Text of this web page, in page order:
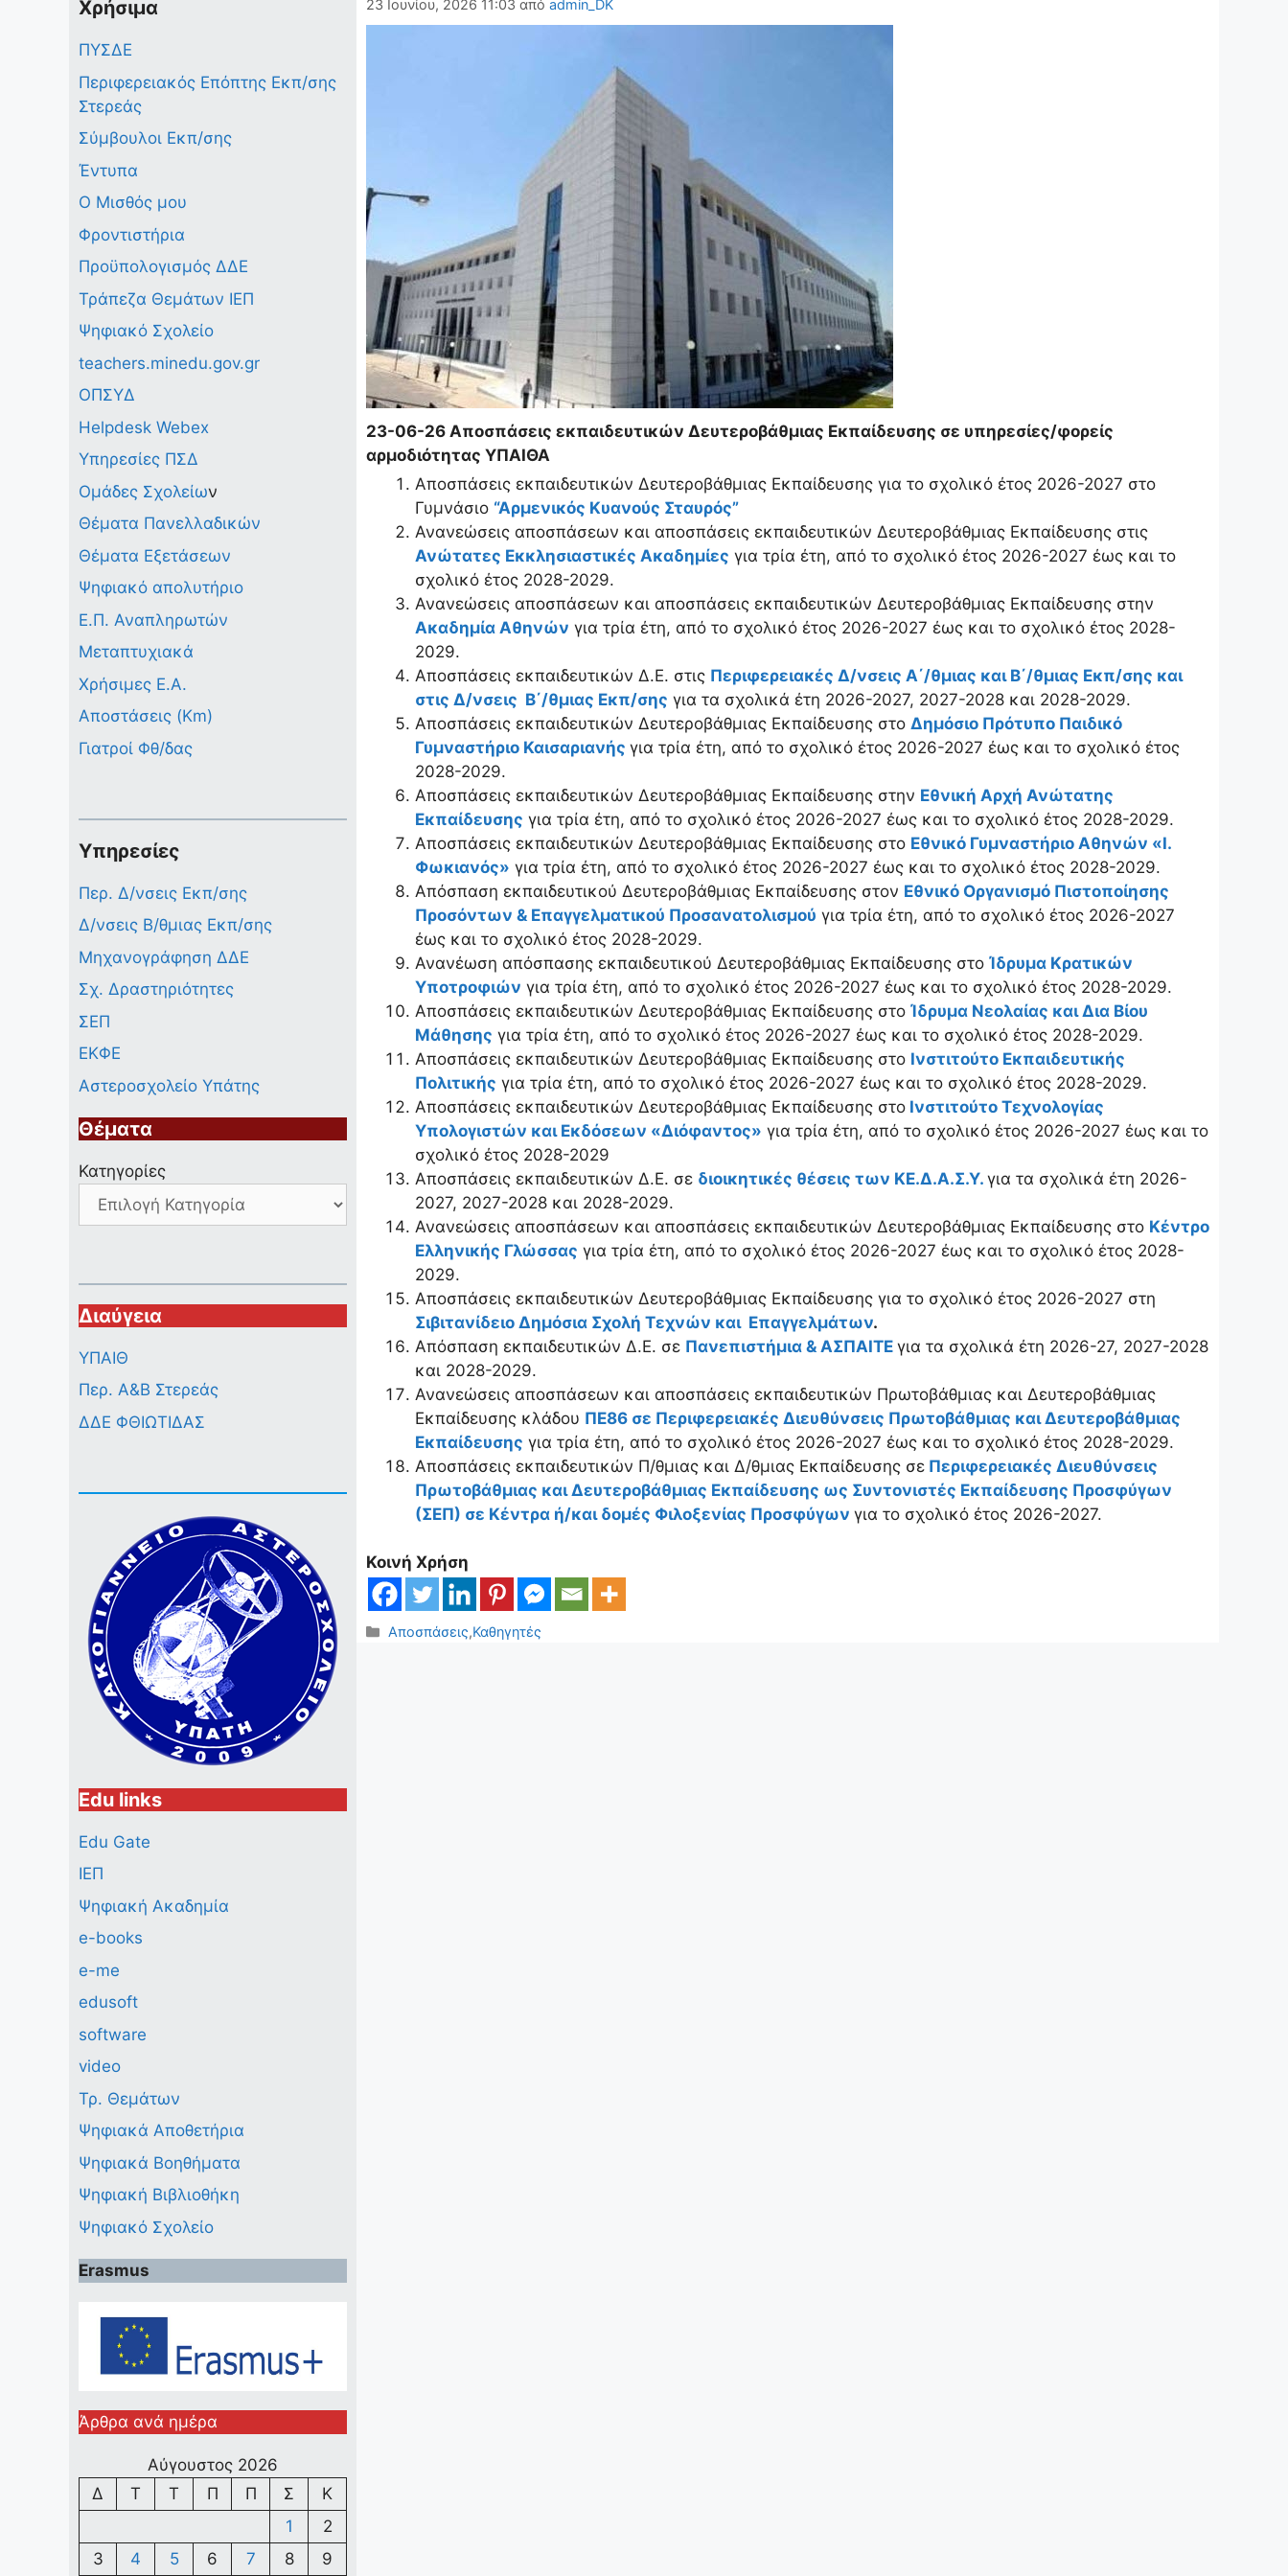
23 Ιουνίου, 2026 11:03 από admin_DK
23-06-26 Αποσπάσεις εκπαιδευτικών Δευτεροβάθμιας Εκπαίδευσης σε υπηρεσίες/φορείς
αρμοδιότητας ΥΠΑΙΘΑ
Αποσπάσεις εκπαιδευτικών Δευτεροβάθμιας Εκπαίδευσης για το σχολικό έτος 2026-2027 στο
Γυμνάσιο “Αρμενικός Κυανούς Σταυρός”
Ανανεώσεις αποσπάσεων και αποσπάσεις εκπαιδευτικών Δευτεροβάθμιας Εκπαίδευσης στις
Ανώτατες Εκκλησιαστικές Ακαδημίες για τρία έτη, από το σχολικό έτος 2026-2027 έως και το
σχολικό έτος 2028-2029.
Ανανεώσεις αποσπάσεων και αποσπάσεις εκπαιδευτικών Δευτεροβάθμιας Εκπαίδευσης στην
Ακαδημία Αθηνών για τρία έτη, από το σχολικό έτος 2026-2027 έως και το σχολικό έτος 2028-
2029.
Αποσπάσεις εκπαιδευτικών Δ.Ε. στις Περιφερειακές Δ/νσεις Α΄/θμιας και Β΄/θμιας Εκπ/σης και
στις Δ/νσεις Β΄/θμιας Εκπ/σης για τα σχολικά έτη 2026-2027, 2027-2028 και 2028-2029.
Αποσπάσεις εκπαιδευτικών Δευτεροβάθμιας Εκπαίδευσης στο Δημόσιο Πρότυπο Παιδικό
Γυμναστήριο Καισαριανής για τρία έτη, από το σχολικό έτος 2026-2027 έως και το σχολικό έτος
2028-2029.
Αποσπάσεις εκπαιδευτικών Δευτεροβάθμιας Εκπαίδευσης στην Εθνική Αρχή Ανώτατης
Εκπαίδευσης για τρία έτη, από το σχολικό έτος 2026-2027 έως και το σχολικό έτος 2028-2029.
Αποσπάσεις εκπαιδευτικών Δευτεροβάθμιας Εκπαίδευσης στο Εθνικό Γυμναστήριο Αθηνών «Ι.
Φωκιανός» για τρία έτη, από το σχολικό έτος 2026-2027 έως και το σχολικό έτος 2028-2029.
Απόσπαση εκπαιδευτικού Δευτεροβάθμιας Εκπαίδευσης στον Εθνικό Οργανισμό Πιστοποίησης
Προσόντων & Επαγγελματικού Προσανατολισμού για τρία έτη, από το σχολικό έτος 2026-2027
έως και το σχολικό έτος 2028-2029.
Ανανέωση απόσπασης εκπαιδευτικού Δευτεροβάθμιας Εκπαίδευσης στο Ίδρυμα Κρατικών
Υποτροφιών για τρία έτη, από το σχολικό έτος 2026-2027 έως και το σχολικό έτος 2028-2029.
Αποσπάσεις εκπαιδευτικών Δευτεροβάθμιας Εκπαίδευσης στο Ίδρυμα Νεολαίας και Δια Βίου
Μάθησης για τρία έτη, από το σχολικό έτος 2026-2027 έως και το σχολικό έτος 2028-2029.
Αποσπάσεις εκπαιδευτικών Δευτεροβάθμιας Εκπαίδευσης στο Ινστιτούτο Εκπαιδευτικής
Πολιτικής για τρία έτη, από το σχολικό έτος 2026-2027 έως και το σχολικό έτος 2028-2029.
Αποσπάσεις εκπαιδευτικών Δευτεροβάθμιας Εκπαίδευσης στο Ινστιτούτο Τεχνολογίας
Υπολογιστών και Εκδόσεων «Διόφαντος» για τρία έτη, από το σχολικό έτος 2026-2027 έως και το
σχολικό έτος 2028-2029
Αποσπάσεις εκπαιδευτικών Δ.Ε. σε διοικητικές θέσεις των ΚΕ.Δ.Α.Σ.Υ. για τα σχολικά έτη 2026-
2027, 2027-2028 και 2028-2029.
Ανανεώσεις αποσπάσεων και αποσπάσεις εκπαιδευτικών Δευτεροβάθμιας Εκπαίδευσης στο Κέντρο
Ελληνικής Γλώσσας για τρία έτη, από το σχολικό έτος 2026-2027 έως και το σχολικό έτος 2028-
2029.
Αποσπάσεις εκπαιδευτικών Δευτεροβάθμιας Εκπαίδευσης για το σχολικό έτος 2026-2027 στη
Σιβιτανίδειο Δημόσια Σχολή Τεχνών και Επαγγελμάτων.
Απόσπαση εκπαιδευτικών Δ.Ε. σε Πανεπιστήμια & ΑΣΠΑΙΤΕ για τα σχολικά έτη 2026-27, 2027-2028
και 2028-2029.
Ανανεώσεις αποσπάσεων και αποσπάσεις εκπαιδευτικών Πρωτοβάθμιας και Δευτεροβάθμιας
Εκπαίδευσης κλάδου ΠΕ86 σε Περιφερειακές Διευθύνσεις Πρωτοβάθμιας και Δευτεροβάθμιας
Εκπαίδευσης για τρία έτη, από το σχολικό έτος 2026-2027 έως και το σχολικό έτος 2028-2029.
Αποσπάσεις εκπαιδευτικών Π/θμιας και Δ/θμιας Εκπαίδευσης σε Περιφερειακές Διευθύνσεις
Πρωτοβάθμιας και Δευτεροβάθμιας Εκπαίδευσης ως Συντονιστές Εκπαίδευσης Προσφύγων
(ΣΕΠ) σε Κέντρα ή/και δομές Φιλοξενίας Προσφύγων για το σχολικό έτος 2026-2027.
Κοινή Χρήση
Κατηγορίες
Αποσπάσεις,Καθηγητές
Χρήσιμα
ΠΥΣΔΕ
Περιφερειακός Επόπτης Εκπ/σης
Στερεάς
Σύμβουλοι Εκπ/σης
Έντυπα
Ο Μισθός μου
Φροντιστήρια
Προϋπολογισμός ΔΔΕ
Τράπεζα Θεμάτων ΙΕΠ
Ψηφιακό Σχολείο
teachers.minedu.gov.gr
ΟΠΣΥΔ
Helpdesk Webex
Υπηρεσίες ΠΣΔ
Ομάδες Σχολείων
Θέματα Πανελλαδικών
Θέματα Εξετάσεων
Ψηφιακό απολυτήριο
Ε.Π. Αναπληρωτών
Μεταπτυχιακά
Χρήσιμες Ε.Α.
Αποστάσεις (Km)
Γιατροί Φθ/δας
Υπηρεσίες
Περ. Δ/νσεις Εκπ/σης
Δ/νσεις Β/θμιας Εκπ/σης
Μηχανογράφηση ΔΔΕ
Σχ. Δραστηριότητες
ΣΕΠ
ΕΚΦΕ
Αστεροσχολείο Υπάτης
Θέματα
Κατηγορίες
Διαύγεια
ΥΠΑΙΘ
Περ. A&B Στερεάς
ΔΔΕ ΦΘΙΩΤΙΔΑΣ
Edu links
Edu Gate
ΙΕΠ
Ψηφιακή Ακαδημία
e-books
e-me
edusoft
software
video
Τρ. Θεμάτων
Ψηφιακά Αποθετήρια
Ψηφιακά Βοηθήματα
Ψηφιακή Βιβλιοθήκη
Ψηφιακό Σχολείο
Erasmus
Άρθρα ανά ημέρα
Αύγουστος 2026
Δ
Τ Τ Π Π Σ
Κ
1
2
3
4 5 6 7 8 9